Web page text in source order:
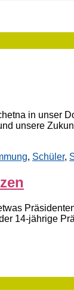
in unser
unsere
, Schüler,
14-jährige